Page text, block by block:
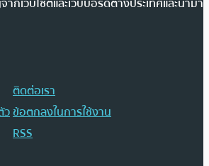
ติดต่อเรา
วข้อตกลงในการใช้งาน
RSS